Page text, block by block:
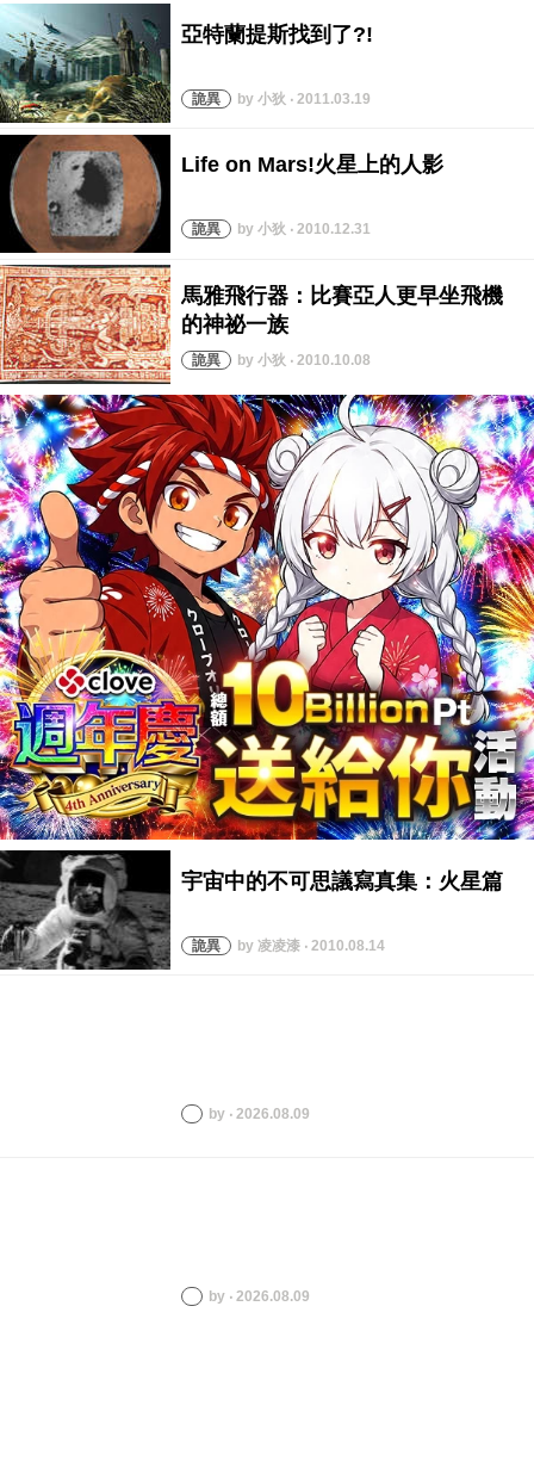
by 小狄 ‧ 2011.03.19
by 小狄 ‧ 2010.12.31
by 小狄 ‧ 2010.10.08
by 凌凌漆 ‧ 2010.08.14
by ‧ 2026.08.09
by ‧ 2026.08.09